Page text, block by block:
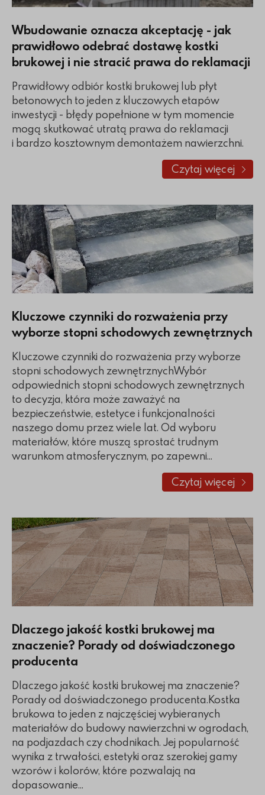
Wbudowanie oznacza akceptację - jak
prawidłowo odebrać dostawę kostki
brukowej i nie stracić prawa do reklamacji
Prawidłowy odbiór kostki brukowej lub płyt
betonowych to jeden z kluczowych etapów
inwestycji - błędy popełnione w tym momencie
mogą skutkować utratą prawa do reklamacji
i bardzo kosztownym demontażem nawierzchni.
Czytaj więcej
o
Kluczowe czynniki do rozważenia przy
wyborze stopni schodowych zewnętrznych
Kluczowe czynniki do rozważenia przy wyborze
stopni schodowych zewnętrznychWybór
odpowiednich stopni schodowych zewnętrznych
to decyzja, która może zaważyć na
bezpieczeństwie, estetyce i funkcjonalności
naszego domu przez wiele lat. Od wyboru
materiałów, które muszą sprostać trudnym
warunkom atmosferycznym, po zapewni...
Czytaj więcej
o Kluczowe
Dlaczego jakość kostki brukowej ma
znaczenie? Porady od doświadczonego
producenta
Dlaczego jakość kostki brukowej ma znaczenie?
Porady od doświadczonego producenta.Kostka
brukowa to jeden z najczęściej wybieranych
materiałów do budowy nawierzchni w ogrodach,
na podjazdach czy chodnikach. Jej popularność
wynika z trwałości, estetyki oraz szerokiej gamy
wzorów i kolorów, które pozwalają na
dopasowanie...